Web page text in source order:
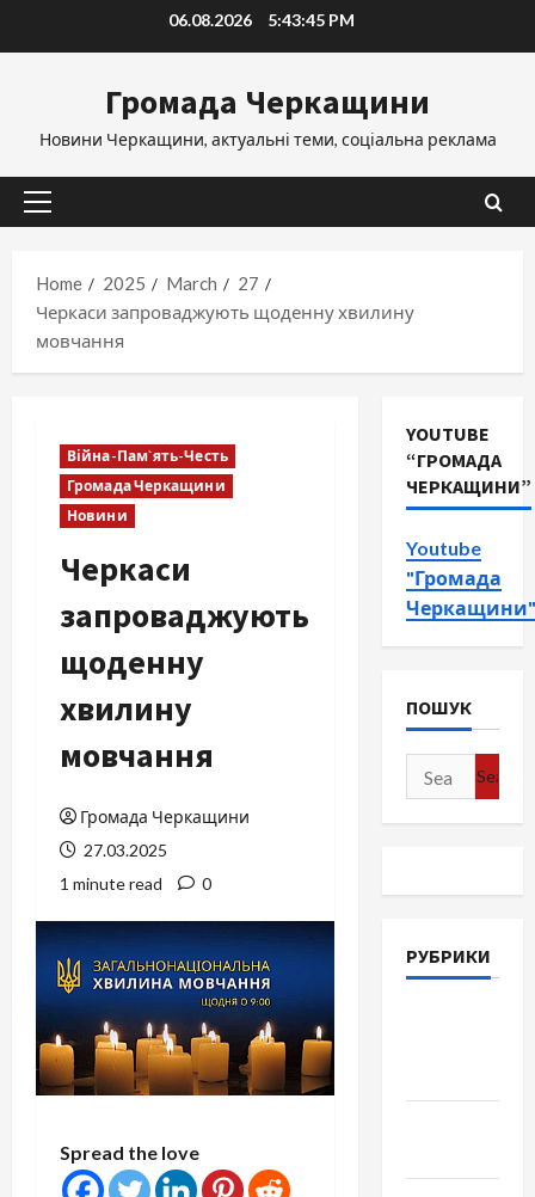
06.08.2026 5:43:46 PM
Громада Черкащини
Новини Черкащини, актуальні теми, соціальна реклама
Primary
Home
2025 March
27
Черкаси запроваджують щоденну хвилину
мовчання
Війна-Пам`ять-Честь
Громада Черкащини
Новини
Черкаси
запроваджують
щоденну
хвилину
мовчання
Громада Черкащини
27.03.2025
1 minute read
0
Spread the love
YOUTUBE
“ГРОМАДА
ЧЕРКАЩИНИ”
Youtube
"Громада
Черкащини"
ПОШУК
Search
for:
РУБРИКИ